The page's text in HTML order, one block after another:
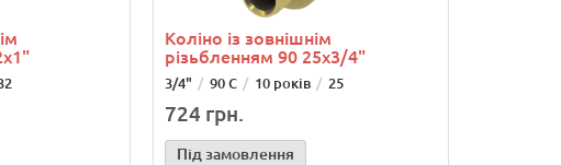
Коліно із зовнішнім
різьбленням 90 25х3/4"
3/4" 90 С 10 років 25
724 грн.
Під замовлення